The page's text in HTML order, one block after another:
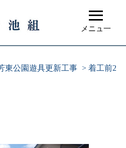
≡
メニュ一
公園遊具更新工事 > 着工前2